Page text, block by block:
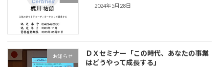
2024年5月28日
お知らせ
ＤＸセミナー「この時代、あなたの事業
はどうやって成長する」